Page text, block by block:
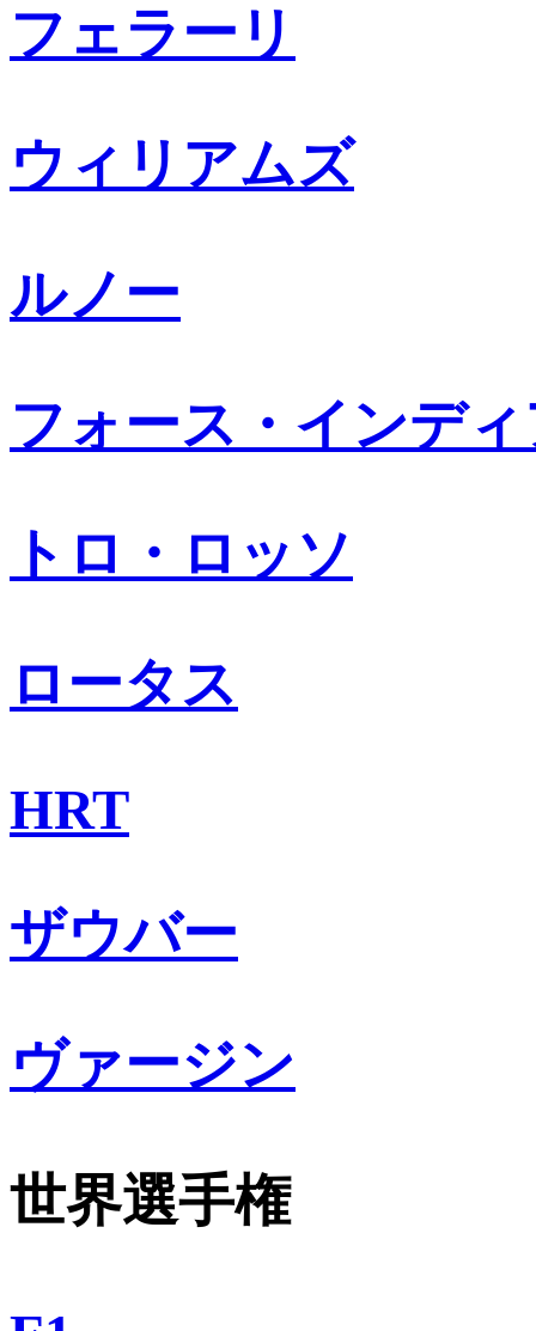
フェラーリ
ウィリアムズ
ルノー
フォース・インデ
トロ・ロッソ
ロータス
HRT
ザウバー
ヴァージン
世界選手権